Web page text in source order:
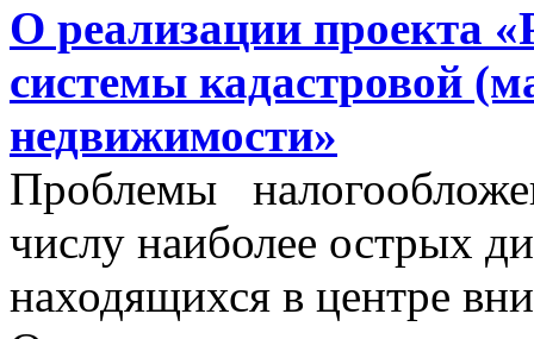
О реализации проекта
системы кадастровой
недвижимости»
Проблемы
числу наиболее острых
находящихся в центре